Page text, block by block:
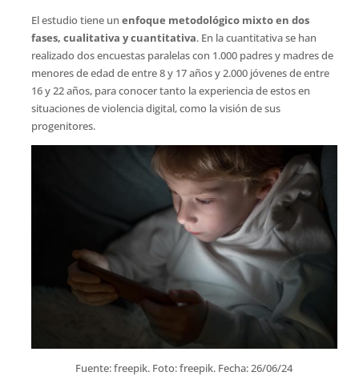
El estudio tiene un enfoque metodológico mixto en dos
fases, cualitativa y cuantitativa. En la cuantitativa se han
realizado dos encuestas paralelas con 1.000 padres y madres de
menores de edad de entre 8 y 17 años y 2.000 jóvenes de entre
16 y 22 años, para conocer tanto la experiencia de estos en
situaciones de violencia digital, como la visión de sus
progenitores.
Fuente: freepik. Foto: freepik. Fecha: 26/06/24